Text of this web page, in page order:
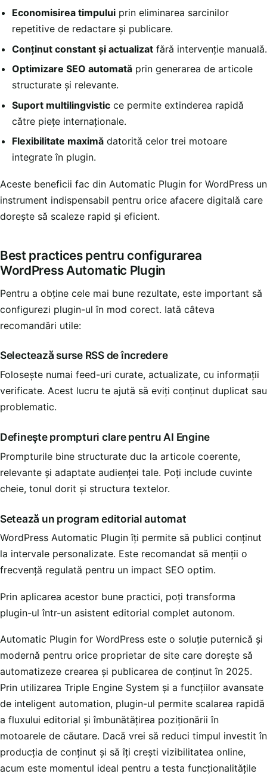
Economisirea timpului prin eliminarea sarcinilor
repetitive de redactare și publicare.
Conținut constant și actualizat fără intervenție manuală.
Optimizare SEO automată prin generarea de articole
structurate și relevante.
Suport multilingvistic ce permite extinderea rapidă
către piețe internaționale.
Flexibilitate maximă datorită celor trei motoare
integrate în plugin.
Aceste beneficii fac din Automatic Plugin for WordPress un
instrument indispensabil pentru orice afacere digitală care
dorește să scaleze rapid și eficient.
Best practices pentru configurarea
WordPress Automatic Plugin
Pentru a obține cele mai bune rezultate, este important să
configurezi plugin-ul în mod corect. Iată câteva
recomandări utile:
Selectează surse RSS de încredere
Folosește numai feed-uri curate, actualizate, cu informații
verificate. Acest lucru te ajută să eviți conținut duplicat sau
problematic.
Definește prompturi clare pentru AI Engine
Prompturile bine structurate duc la articole coerente,
relevante și adaptate audienței tale. Poți include cuvinte
cheie, tonul dorit și structura textelor.
Setează un program editorial automat
WordPress Automatic Plugin îți permite să publici conținut
la intervale personalizate. Este recomandat să menții o
frecvență regulată pentru un impact SEO optim.
Prin aplicarea acestor bune practici, poți transforma
plugin-ul într-un asistent editorial complet autonom.
Automatic Plugin for WordPress este o soluție puternică și
modernă pentru orice proprietar de site care dorește să
automatizeze crearea și publicarea de conținut în 2025.
Prin utilizarea Triple Engine System și a funcțiilor avansate
de inteligent automation, plugin-ul permite scalarea rapidă
a fluxului editorial și îmbunătățirea poziționării în
motoarele de căutare. Dacă vrei să reduci timpul investit în
producția de conținut și să îți crești vizibilitatea online,
acum este momentul ideal pentru a testa funcționalitățile